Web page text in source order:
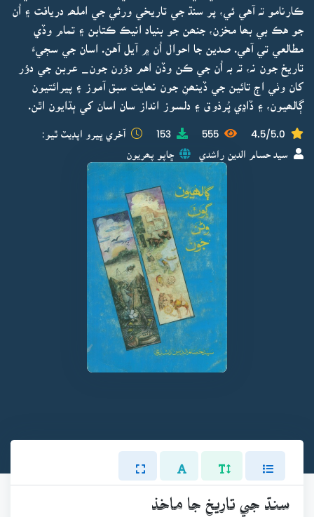
ڪارنامو تہ آهي ئي، پر سنڌ جي تاريخي ورثي جي املھہ دريافت ۽ اُن
جو هڪ بي بھا مخزن، جنھن جو بنياد انيڪ ڪتابن ۽ تمام وڏي
مطالعي تي آهي. صدين جا احوال اُن ۾ آيل آهن. اسان جي سڄيءَ
تاريخ جون نہ، تہ بہ اُن جي ڪن وڏن اهم دؤرن جون_ عربن جي دؤر
کان وٺي اڄ تائين جي ڏينھنِ جون نھايت سبق آموز ۽ پيرائتيون
ڳالھيون، ۽ ڏاڍي پُرذوق ۽ دلسوز انداز سان اسان کي ٻڌايون اٿن.
4.5/5.0
555
153 آخري ڀيرو اپڊيٽ ٿيو:
سيد حسام الدين راشدي ڇاپو پھريون
سنڌ جي تاريخ جا ماخذ